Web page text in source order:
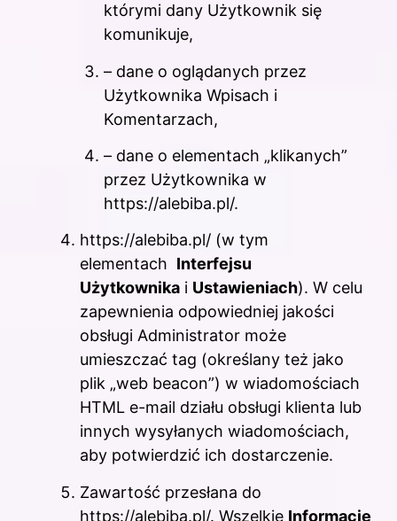
którymi dany Użytkownik się
komunikuje,
– dane o oglądanych przez
Użytkownika Wpisach i
Komentarzach,
– dane o elementach „klikanych”
przez Użytkownika w
https://alebiba.pl/.
https://alebiba.pl/ (w tym
elementach Interfejsu
Użytkownika i Ustawieniach). W celu
zapewnienia odpowiedniej jakości
obsługi Administrator może
umieszczać tag (określany też jako
plik „web beacon”) w wiadomościach
HTML e-mail działu obsługi klienta lub
innych wysyłanych wiadomościach,
aby potwierdzić ich dostarczenie.
Zawartość przesłana do
https://alebiba.pl/. Wszelkie Informacje